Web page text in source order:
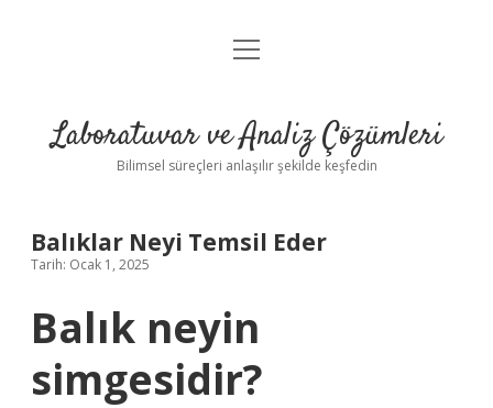
Anasayfa
Yasal Uyarı
menüyü
Laboratuvar ve Analiz Çözümleri
Bilimsel süreçleri anlaşılır şekilde keşfedin
Balıklar Neyi Temsil Eder
Tarih: Ocak 1, 2025
Balık neyin
simgesidir?